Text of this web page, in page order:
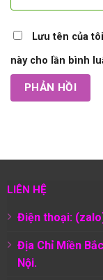
Lưu tên của
này cho lần bình
LIÊN HỆ
Điện thoại:
Địa Chỉ Miền
Nội.